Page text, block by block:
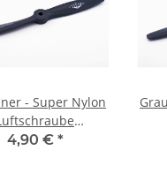
- Super Nylon
- 10x7
4,90 € *